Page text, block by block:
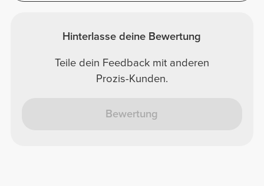
Hinterlasse deine Bewertung
Teile dein Feedback mit anderen
Prozis-Kunden.
Bewertung